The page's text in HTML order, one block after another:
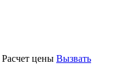
Расчет цены Вызвать